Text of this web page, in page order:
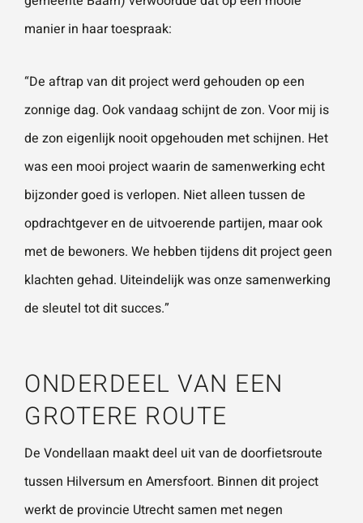
manier in haar toespraak:
“De aftrap van dit project werd gehouden op een
zonnige dag. Ook vandaag schijnt de zon. Voor mij is
de zon eigenlijk nooit opgehouden met schijnen. Het
was een mooi project waarin de samenwerking echt
bijzonder goed is verlopen. Niet alleen tussen de
opdrachtgever en de uitvoerende partijen, maar ook
met de bewoners. We hebben tijdens dit project geen
klachten gehad. Uiteindelijk was onze samenwerking
de sleutel tot dit succes.”
ONDERDEEL VAN EEN
GROTERE ROUTE
De Vondellaan maakt deel uit van de doorfietsroute
tussen Hilversum en Amersfoort. Binnen dit project
werkt de provincie Utrecht samen met negen